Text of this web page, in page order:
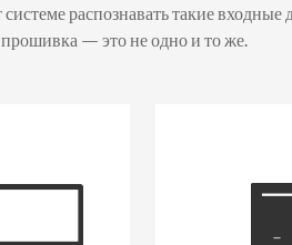
распознавать такие входные
— это не одно и то же.